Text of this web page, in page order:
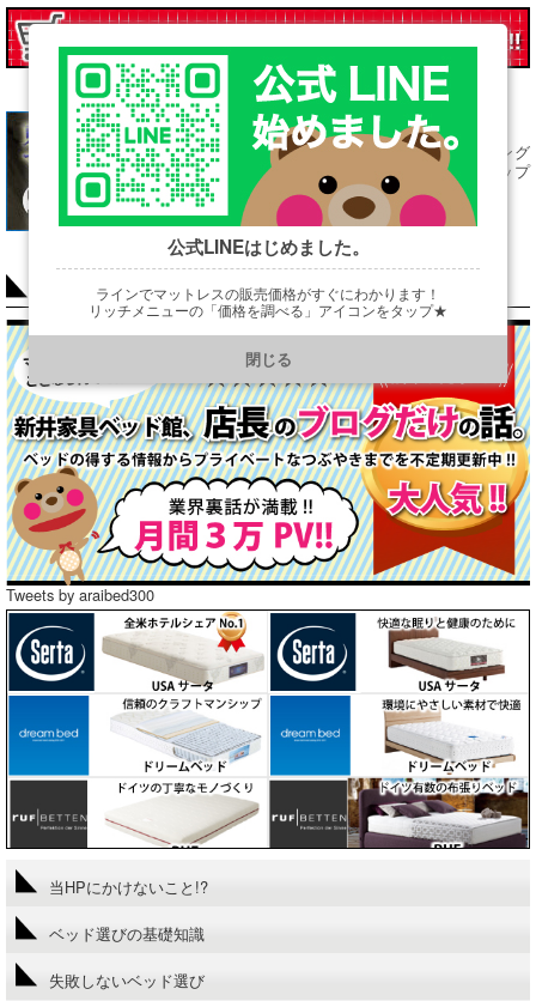
←東京スプリング
マットレストップ
ページはこちら
COLUMN
Tweets by araibed300
当HPにかけないこと!?
ベッド選びの基礎知識
失敗しないベッド選び
公式LINEはじめました。
ラインでマットレスの販売価格がすぐにわかります！
リッチメニューの「価格を調べる」アイコンをタップ★
https://line.me/R/ti/p/@901ptzjz
閉じる